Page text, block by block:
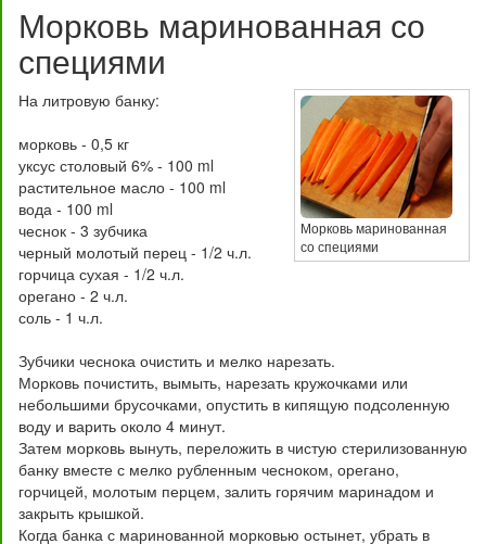
Морковь маринованная со
специями
Морковь маринованная
со специями
На литровую банку:
морковь - 0,5 кг
уксус столовый 6% - 100 ml
растительное масло - 100 ml
вода - 100 ml
чеснок - 3 зубчика
черный молотый перец - 1/2 ч.л.
горчица сухая - 1/2 ч.л.
орегано - 2 ч.л.
соль - 1 ч.л.
Зубчики чеснока очистить и мелко нарезать.
Морковь почистить, вымыть, нарезать кружочками или
небольшими брусочками, опустить в кипящую подсоленную
воду и варить около 4 минут.
Затем морковь вынуть, переложить в чистую стерилизованную
банку вместе с мелко рубленным чесноком, орегано,
горчицей, молотым перцем, залить горячим маринадом и
закрыть крышкой.
Когда банка с маринованной морковью остынет, убрать в